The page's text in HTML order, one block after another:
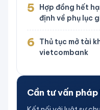
5
Hợp đồng hết
định về phụ lục
6
Thủ tục mở tài
vietcombank
Cần tư vấn pháp